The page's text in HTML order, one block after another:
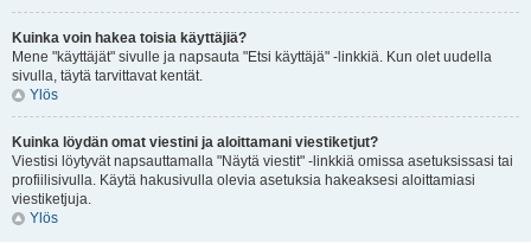
Kuinka voin hakea toisia käyttäjiä?
Mene "käyttäjät" sivulle ja napsauta "Etsi käyttäjä" -linkkiä. Kun olet uudella
sivulla, täytä tarvittavat kentät.
Ylös
Kuinka löydän omat viestini ja aloittamani viestiketjut?
Viestisi löytyvät napsauttamalla "Näytä viestit" -linkkiä omissa asetuksissasi tai
profiilisivulla. Käytä hakusivulla olevia asetuksia hakeaksesi aloittamiasi
viestiketjuja.
Ylös